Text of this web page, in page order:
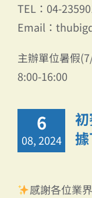
TEL：04-
Email：
主辦單位暑假
8:00-16:00
6
08, 2024
感謝各位業